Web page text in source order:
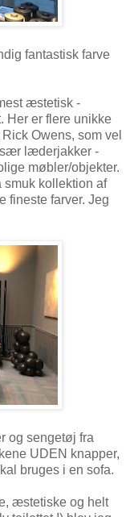
fantastisk farve
æstetisk -
Her er flere unikke
Owens, som vel
læderjakker -
møbler/objekter.
smuk kollektion af
fineste farver. Jeg
og sengetøj fra
UDEN knapper,
bruges i en sofa.
æstetiske og helt